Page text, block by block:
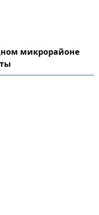
микрорайоне